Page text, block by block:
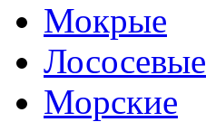
Мокрые
Лососевые
Морские